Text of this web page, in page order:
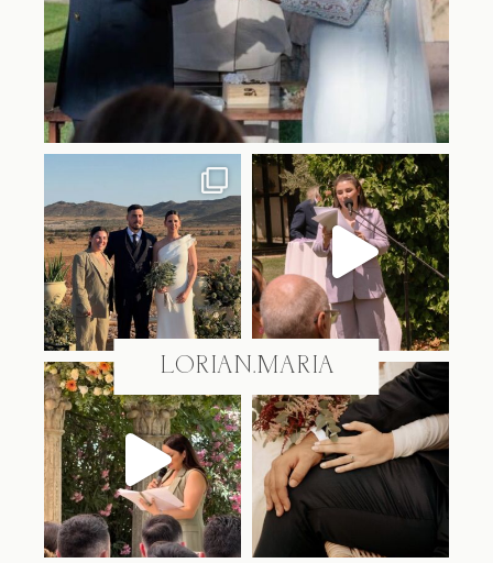
@LORIAN.MARIA
Jul 21
Jul 18
lorian.oficiantes
Jul 15
lorian.oficiantes
Jul 7
lorian.oficiantes